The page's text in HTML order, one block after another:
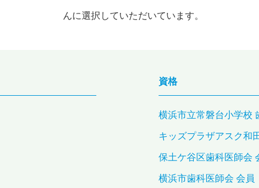
んに選択していただいています。
資格
横浜市立常磐台小学校
キッズプラザアスク和
保土ケ谷区歯科医師会
横浜市歯科医師会 会員